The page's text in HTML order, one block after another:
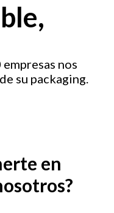
empresas nos
su packaging.
en